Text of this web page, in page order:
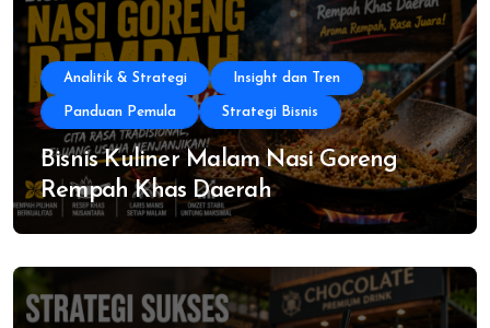
Analitik & Strategi Insight dan Tren
Panduan Pemula Strategi Bisnis
Bisnis Kuliner Malam Nasi Goreng
Rempah Khas Daerah